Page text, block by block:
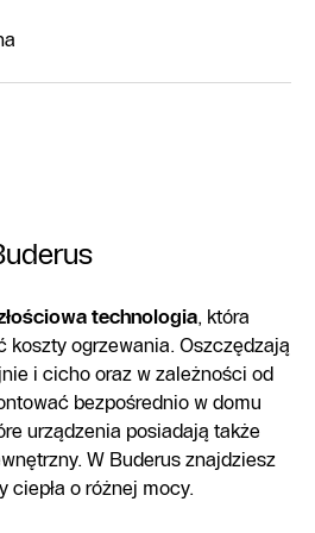
technologia, która
koszty ogrzewania. Oszczędzają
i cicho oraz w zależności od
bezpośrednio w domu
urządzenia posiadają także
W Buderus znajdziesz
ciepła o różnej mocy.